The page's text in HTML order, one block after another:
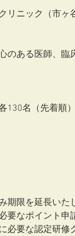
リニック（市ヶ
のある医師、臨
130名（先着順）
限を延長いた
要なポイント
必要な認定研修